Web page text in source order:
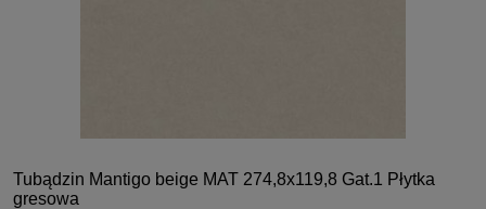
Tubądzin Mantigo beige MAT 274,8x119,8 Gat.1 Płytka
gresowa